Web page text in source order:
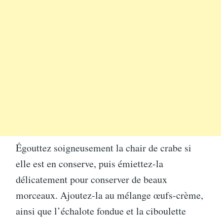
Égouttez soigneusement la chair de crabe si
elle est en conserve, puis émiettez-la
délicatement pour conserver de beaux
morceaux. Ajoutez-la au mélange œufs-crème,
ainsi que l’échalote fondue et la ciboulette